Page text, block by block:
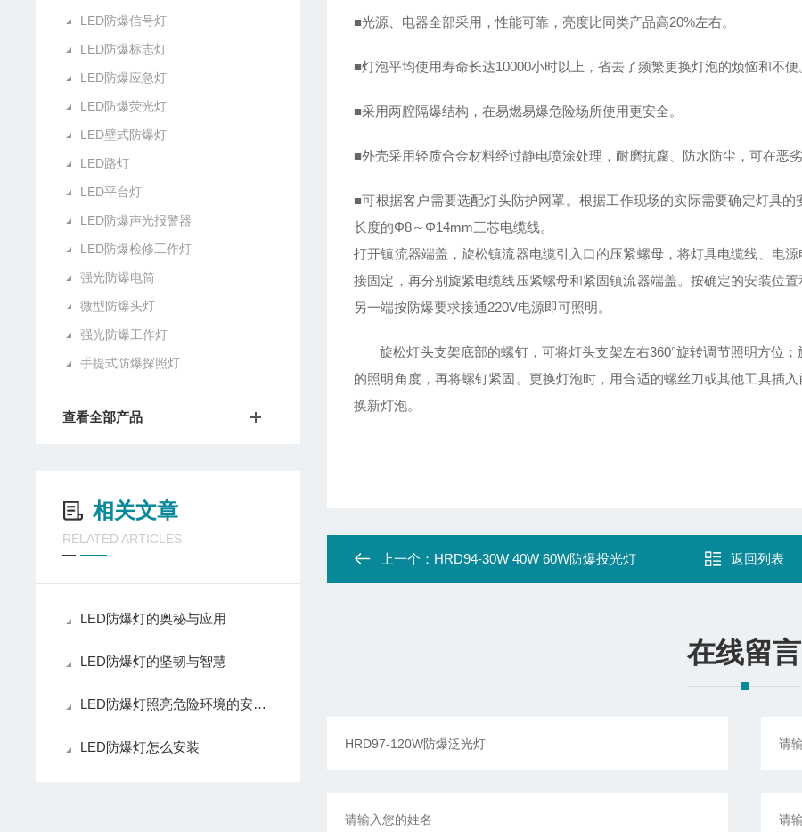
LED防爆信号灯
LED防爆标志灯
LED防爆应急灯
LED防爆荧光灯
LED壁式防爆灯
LED路灯
LED平台灯
LED防爆声光报警器
LED防爆检修工作灯
强光防爆电筒
微型防爆头灯
强光防爆工作灯
手提式防爆探照灯
查看全部产品
相关文章
RELATED ARTICLES
LED防爆灯的奥秘与应用
LED防爆灯的坚韧与智慧
LED防爆灯照亮危险环境的安全之光
LED防爆灯怎么安装
■光源、电器全部采用，性能可靠，亮度比同类产品高20%左右。
■灯泡平均使用寿命长达10000小时以上，省去了频繁更换灯泡的烦恼和不便
■采用两腔隔爆结构，在易燃易爆危险场所使用更安全。
■外壳采用轻质合金材料经过静电喷涂处理，耐磨抗腐、防水防尘，可在恶劣
■可根据客户需要选配灯头防护网罩。根据工作现场的实际需要确定灯具
长度的Φ8～Φ14mm三芯电缆线。
打开镇流器端盖，旋松镇流器电缆引入口的压紧螺母，将灯具电缆线、电
接固定，再分别旋紧电缆线压紧螺母和紧固镇流器端盖。按确定的安装位
另一端按防爆要求接通220V电源即可照明。
旋松灯头支架底部的螺钉，可将灯头支架左右360°旋转调节照明方位；
的照明角度，再将螺钉紧固。更换灯泡时，用合适的螺丝刀或其他工具插
换新灯泡。
上一个： HRD94-30W 40W 60W防爆投光灯 返回列表
在线留言